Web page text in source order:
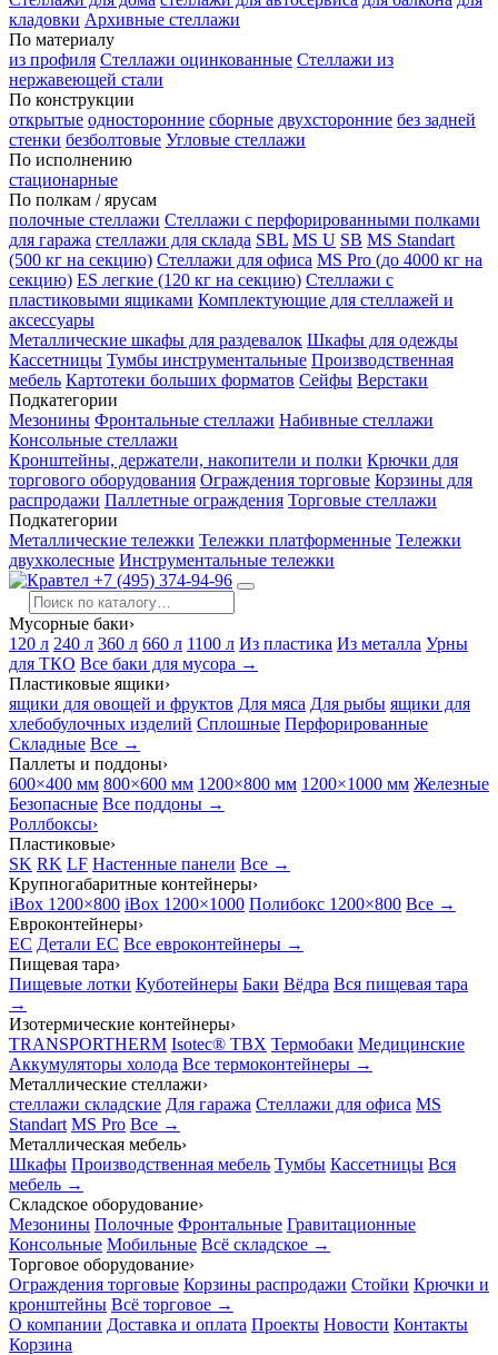
кладовки Архивные стеллажи
По материалу
из профиля Стеллажи оцинкованные Стеллажи из
нержавеющей стали
По конструкции
открытые односторонние сборные двухсторонние без задней
стенки безболтовые Угловые стеллажи
По исполнению
стационарные
По полкам / ярусам
полочные стеллажи Стеллажи с перфорированными полками
для гаража стеллажи для склада SBL MS U SB MS Standart
(500 кг на секцию) Стеллажи для офиса MS Pro (до 4000 кг на
секцию) ES легкие (120 кг на секцию) Стеллажи с
пластиковыми ящиками Комплектующие для стеллажей и
аксессуары
Металлические шкафы для раздевалок Шкафы для одежды
Кассетницы Тумбы инструментальные Производственная
мебель Картотеки больших форматов Сейфы Верстаки
Подкатегории
Мезонины Фронтальные стеллажи Набивные стеллажи
Консольные стеллажи
Кронштейны, держатели, накопители и полки Крючки для
торгового оборудования Ограждения торговые Корзины для
распродажи Паллетные ограждения Торговые стеллажи
Подкатегории
Металлические тележки Тележки платформенные Тележки
двухколесные Инструментальные тележки
+7 (495) 374-94-96
Мусорные баки›
120 л 240 л 360 л 660 л 1100 л Из пластика Из металла Урны
для ТКО Все баки для мусора →
Пластиковые ящики›
ящики для овощей и фруктов Для мяса Для рыбы ящики для
хлебобулочных изделий Сплошные Перфорированные
Складные Все →
Паллеты и поддоны›
600×400 мм 800×600 мм 1200×800 мм 1200×1000 мм Железные
Безопасные Все поддоны →
Роллбоксы›
Пластиковые›
SK RK LF Настенные панели Все →
Крупногабаритные контейнеры›
iBox 1200×800 iBox 1200×1000 Полибокс 1200×800 Все →
Евроконтейнеры›
EC Детали EC Все евроконтейнеры →
Пищевая тара›
Пищевые лотки Куботейнеры Баки Вёдра Вся пищевая тара
→
Изотермические контейнеры›
TRANSPORTHERM Isotec® TBX Термобаки Медицинские
Аккумуляторы холода Все термоконтейнеры →
Металлические стеллажи›
стеллажи складские Для гаража Стеллажи для офиса MS
Standart MS Pro Все →
Металлическая мебель›
Шкафы Производственная мебель Тумбы Кассетницы Вся
мебель →
Складское оборудование›
Мезонины Полочные Фронтальные Гравитационные
Консольные Мобильные Всё складское →
Торговое оборудование›
Ограждения торговые Корзины распродажи Стойки Крючки и
кронштейны Всё торговое →
О компании Доставка и оплата Проекты Новости Контакты
Корзина